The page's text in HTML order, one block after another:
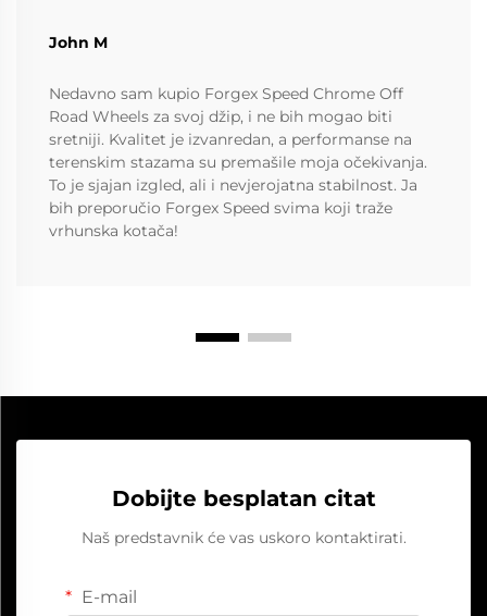
John M
Nedavno sam kupio Forgex Speed Chrome Off
Road Wheels za svoj džip, i ne bih mogao biti
sretniji. Kvalitet je izvanredan, a performanse na
terenskim stazama su premašile moja očekivanja.
To je sjajan izgled, ali i nevjerojatna stabilnost. Ja
bih preporučio Forgex Speed svima koji traže
vrhunska kotača!
Dobijte besplatan citat
Naš predstavnik će vas uskoro kontaktirati.
E-mail